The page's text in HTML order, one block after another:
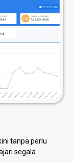
tanpa perlu
segala